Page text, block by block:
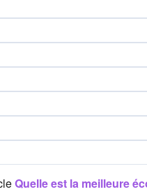
Quelle est la meilleure